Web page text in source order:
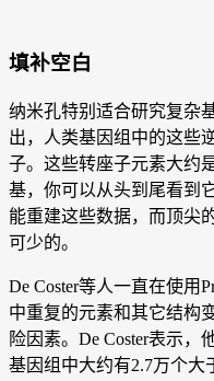
填补空白
纳米孔特别适合研究复杂
出，人类基因组中的这些
子。这些转座子元素大约
基，你可以从头到尾看到
能重建这些数据，而顶尖
可少的。
De Coster等人一直在使用
中重复的元素和其它结构
险因素。De Coster表示
基因组中大约有2.7万个大